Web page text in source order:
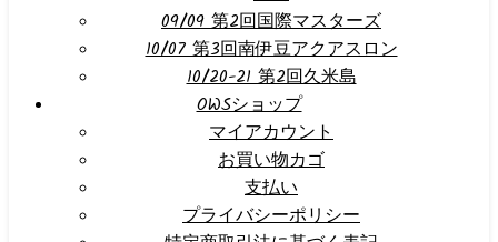
09/09 第2回国際マスターズ
10/07 第3回南伊豆アクアスロン
10/20-21 第2回久米島
OWSショップ
マイアカウント
お買い物カゴ
支払い
プライバシーポリシー